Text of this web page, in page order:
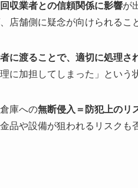
収業者との信頼関係に影響が
店舗側に疑念が向けられるこ
に渡ることで、適切に処理さ
に加担してしまった」という
庫への無断侵入＝防犯上のリ
品や設備が狙われるリスクも